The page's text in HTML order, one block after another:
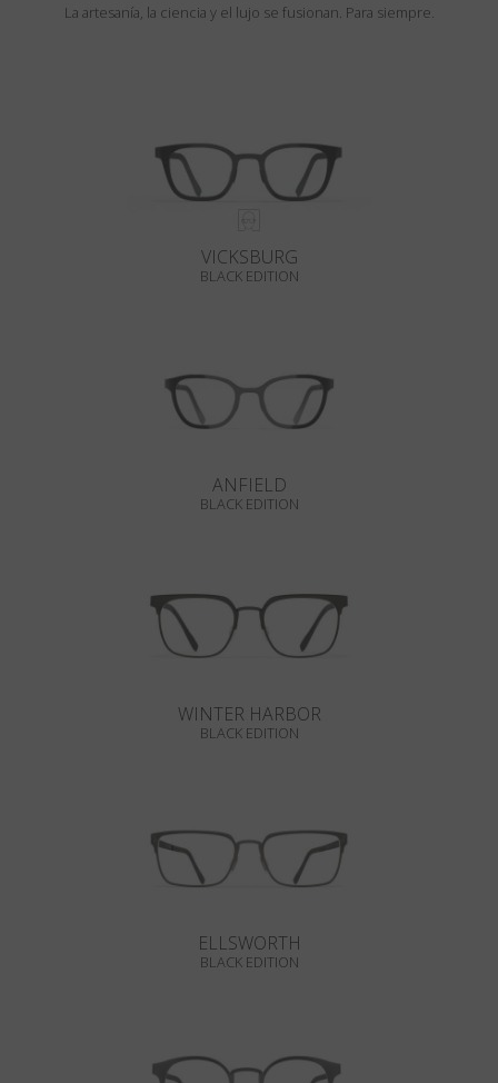
La artesanía, la ciencia y el lujo se fusionan. Para siempre.
VICKSBURG
BLACK EDITION
ANFIELD
BLACK EDITION
WINTER HARBOR
BLACK EDITION
ELLSWORTH
BLACK EDITION